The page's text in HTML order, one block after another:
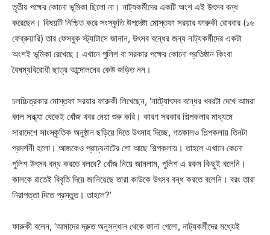
তৃতীয় পক্ষের কোনো ভূমিকা ছিলো না। নাট্যকর্মীদের একটি অংশ এই উৎসব বন্ধ
করেছেন। বিষয়টি নিশ্চিত করে সংস্কৃতি উপদেষ্টা মোস্তফা সরয়ার ফারুকী রোববার (১৬
ফেব্রুয়ারি) তার ফেসবুক স্ট্যাটাসে জানান, উৎসব বন্ধের জন্য নাট্যকর্মীদের একটা
অংশই ভূমিকা রেখেছে। এখানে পুলিশ বা সরকার পক্ষের কোনো প্রতিষ্ঠান কিংবা
বৈষম্যবিরোধী ছাত্র আন্দোলনের কেউ জড়িত নন।
চলচ্চিত্রকার মোস্তফা সরয়ার ফারুকী লিখেছেন, ‘নাট্যোৎসব বন্ধের খবরটা দেখে আমরা
কাল সন্ধ্যা থেকেই খোঁজ খবর নেয়া শুরু করি। কারণ সরকার শিল্পকলার মাধ্যমে
সারাদেশে সাংস্কৃতিক অনুষ্ঠান ছড়িয়ে দিতে উৎসাহ দিচ্ছে, গতকালও শিল্পকলায় তিনটা
প্রদর্শনী হলো। আজকেও প্রাচ্যনাটের শো আছে শিল্পকলায়। তাহলে এখানে কেনো
পুলিশ উৎসব বন্ধ করতে বলবে? খোঁজ নিয়ে জানলাম, পুলিশ এ রকম কিছুই বলেনি।
কালকে রাতেই বিবৃতি দিয়ে জানিয়েছে তারা কাউকে উৎসব বন্ধ করতে বলেনি। বরং তারা
নিরাপত্তা দিতে প্রস্তুত। তাহলে?’
ফারুকী বলেন, ‘আমাদের দ্রুত অনুসন্ধান থেকে জানা গেলো, নাট্যকর্মীদের মধ্যেই